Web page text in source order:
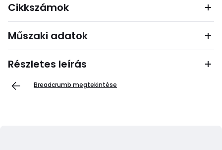
Cikkszámok
Műszaki adatok
Részletes leírás
Breadcrumb megtekintése